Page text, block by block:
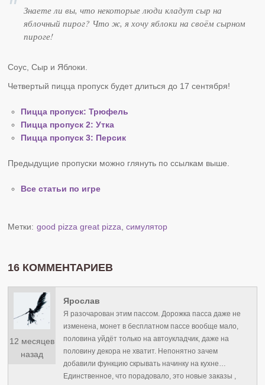
Знаете ли вы, что некоторые люди кладут сыр на
яблочный пирог? Что ж, я хочу яблоки на своём сырном
пироге!
Соус, Сыр и Яблоки.
Четвертый пицца пропуск будет длиться до 17 сентября!
Пицца пропуск: Трюфель
Пицца пропуск 2: Утка
Пицца пропуск 3: Персик
Предыдущие пропуски можно глянуть по ссылкам выше.
Все статьи по игре
Метки: good pizza great pizza,симулятор
16 КОММЕНТАРИЕВ
12 месяцев
назад
Ярослав
Я разочарован этим пассом. Дорожка пасса даже не
изменена, монет в бесплатном пассе вообще мало,
половина уйдёт только на автоукладчик, даже на
половину декора не хватит. Непонятно зачем
добавили функцию скрывать начинку на кухне…
Единственное, что порадовало, это новые заказы ,